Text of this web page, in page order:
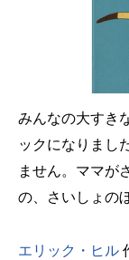
みんなの大すき
ックになりまし
ません。ママが
の、さいしょの
エリック・ヒル